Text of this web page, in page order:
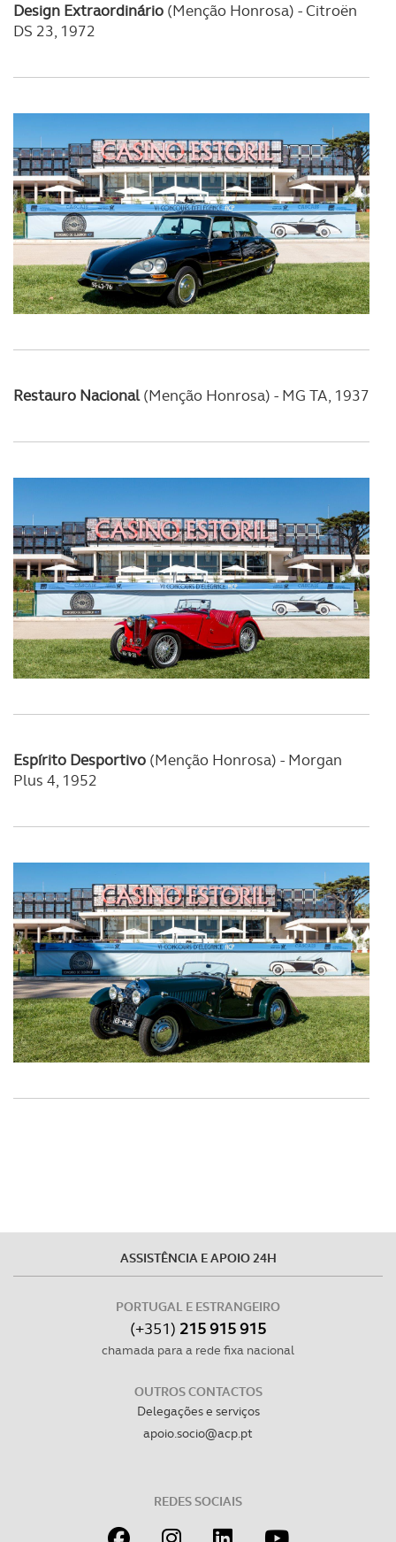
Design Extraordinário (Menção Honrosa) -Citroën
DS 23, 1972
Restauro Nacional(Menção Honrosa) - MG TA, 1937
Espírito Desportivo (Menção Honrosa) - Morgan
Plus 4, 1952
ASSISTÊNCIA E APOIO 24H
PORTUGAL E ESTRANGEIRO
(+351) 215 915 915
chamada para a rede fixa nacional
OUTROS CONTACTOS
Delegações e serviços
apoio.socio@acp.pt
REDES SOCIAIS